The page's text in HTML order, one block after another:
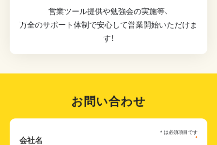
営業ツール提供や勉強会の実施等、
万全のサポート体制で安心して営業開始いただけま
す！
お問い合わせ
*
会社名